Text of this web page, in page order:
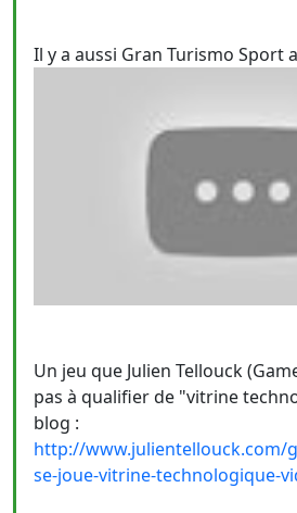
Il y a aussi Gran Turismo Sport
Un jeu que Julien Tellouck
pas à qualifier de "vitrine
blog :
http://www.julientellouck.com/
se-joue-vitrine-technologique-